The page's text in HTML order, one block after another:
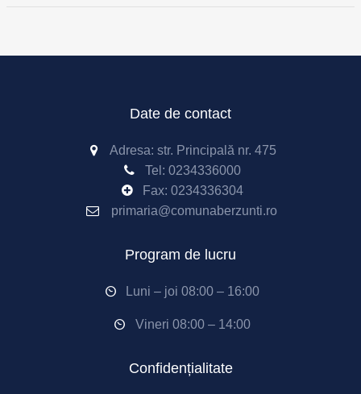
Date de contact
Adresa: str. Principală nr. 475
Tel: 0234336000
Fax: 0234336304
primaria@comunaberzunti.ro
Program de lucru
Luni – joi 08:00 – 16:00
Vineri 08:00 – 14:00
Confidențialitate